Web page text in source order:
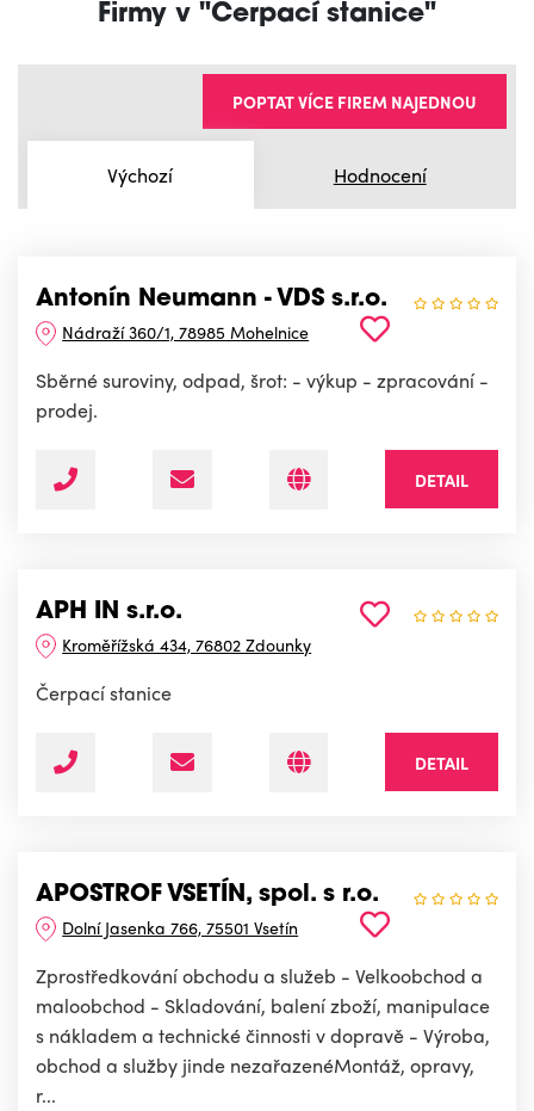
Firmy v "Čerpací stanice"
Výchozí Hodnocení
POPTAT VÍCE FIREM NAJEDNOU
Antonín Neumann - VDS s.r.o.
Nádraží 360/1, 78985 Mohelnice
Sběrné suroviny, odpad, šrot: - výkup - zpracování -
prodej.
DETAIL
APH IN s.r.o.
Kroměřížská 434, 76802 Zdounky
Čerpací stanice
DETAIL
APOSTROF VSETÍN, spol. s r.o.
Dolní Jasenka 766, 75501 Vsetín
Zprostředkování obchodu a služeb - Velkoobchod a
maloobchod - Skladování, balení zboží, manipulace
s nákladem a technické činnosti v dopravě - Výroba,
obchod a služby jinde nezařazenéMontáž, opravy,
r...